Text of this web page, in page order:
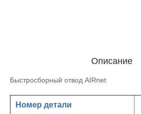
Описание
Быстросборный отвод AIRnet
Номер детали